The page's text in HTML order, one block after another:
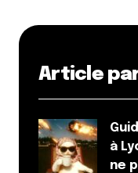
Article
à
ne